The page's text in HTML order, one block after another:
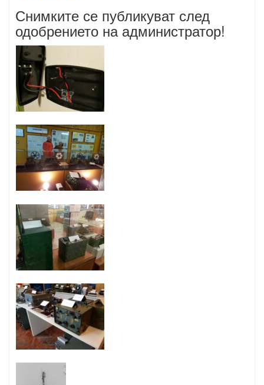
Снимките се публикуват след
одобрението на администратор!